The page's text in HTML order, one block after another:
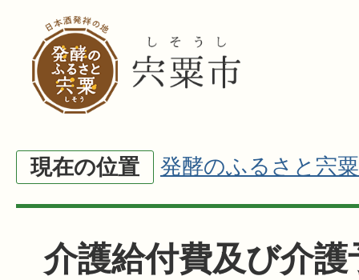
現在の位置 発酵のふるさと宍粟
介護給付費及び介